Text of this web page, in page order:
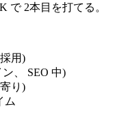
で 2本目を打てる。
用)
、 SEO 中)
り)
ム